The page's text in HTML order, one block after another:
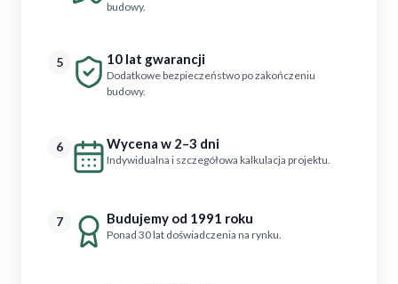
budowy.
5 10 lat gwarancji
Dodatkowe bezpieczeństwo po zakończeniu
budowy.
6 Wycena w 2–3 dni
Indywidualna i szczegółowa kalkulacja projektu.
7 Budujemy od 1991 roku
Ponad 30 lat doświadczenia na rynku.